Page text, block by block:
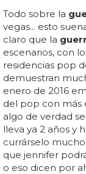
Todo sobre la
vegas... esto
claro que la
escenarios, con
residencias pop
demuestran
enero de 2016
del pop con más
algo de verdad
lleva ya 2 años y
currárselo
que jennifer
o eso dicen por